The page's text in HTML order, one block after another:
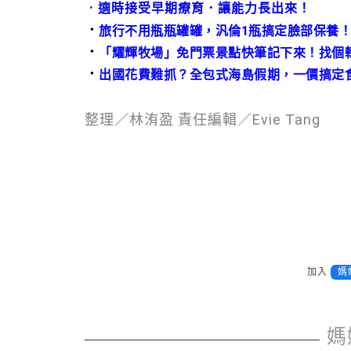
． 適時接受早期療育．讓能力長出來！
．旅行不用瓶瓶罐罐，汎倫1瓶搞定臉部保養
． 「耀輝牧場」免門票景點快筆記下來！找
． 出國花費難抓？全包式海島假期，一價搞定
整理／林洧盈 責任編輯／Evie Tang
加入 媽